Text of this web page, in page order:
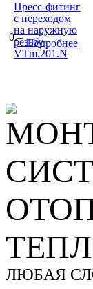
Пресс-фитинг
с переходом
на наружную
резьбу
VTm.201.N
0.–
Подробнее
ЛЮБАЯ